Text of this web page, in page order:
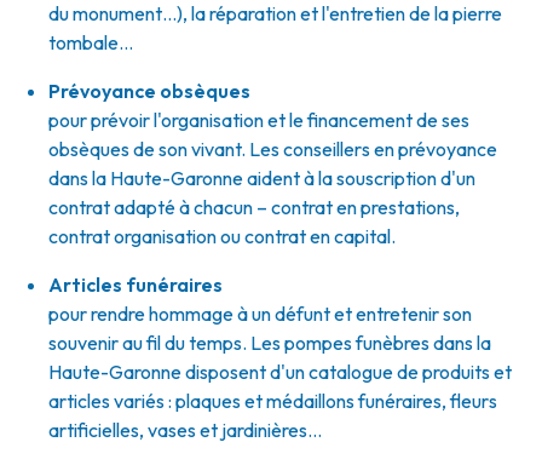
du monument…), la réparation et l'entretien de la pierre
tombale…
Prévoyance obsèques
pour prévoir l'organisation et le financement de ses
obsèques de son vivant. Les conseillers en prévoyance
dans la Haute-Garonne aident à la souscription d'un
contrat adapté à chacun – contrat en prestations,
contrat organisation ou contrat en capital.
Articles funéraires
pour rendre hommage à un défunt et entretenir son
souvenir au fil du temps. Les pompes funèbres dans la
Haute-Garonne disposent d'un catalogue de produits et
articles variés : plaques et médaillons funéraires, fleurs
artificielles, vases et jardinières...